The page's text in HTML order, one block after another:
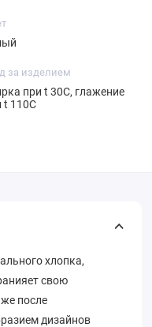
за изделием
при t 30С, глажение
t 110С
хлопка,
свою
после
дизайнов